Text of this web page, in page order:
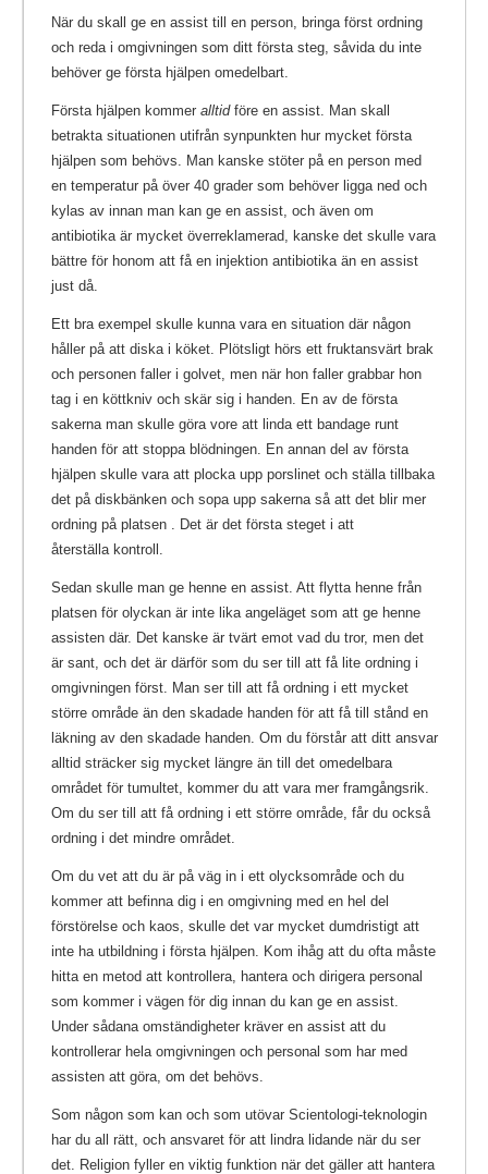
När du skall ge en assist till en person, bringa först ordning
och reda i omgivningen som ditt första steg, såvida du inte
behöver ge första hjälpen omedelbart.
Första hjälpen kommer alltidföre en assist. Man skall
betrakta situationen utifrån synpunkten hur mycket första
hjälpen som behövs. Man kanske stöter på en person med
en temperatur på över 40 grader som behöver ligga ned och
kylas av innan man kan ge en assist, och även om
antibiotika är mycket överreklamerad, kanske det skulle vara
bättre för honom att få en injektion antibiotika än en assist
just då.
Ett bra exempel skulle kunna vara en situation där någon
håller på att diska i köket. Plötsligt hörs ett fruktansvärt brak
och personen faller i golvet, men när hon faller grabbar hon
tag i en köttkniv och skär sig i handen. En av de första
sakerna man skulle göra vore att linda ett bandage runt
handen för att stoppa blödningen. En annan del av första
hjälpen skulle vara att plocka upp porslinet och ställa tillbaka
det på diskbänken och sopa upp sakerna så att det blir mer
ordning på platsen . Det är det första steget i att
återställa kontroll.
Sedan skulle man ge henne en assist. Att flytta henne från
platsen för olyckan är inte lika angeläget som att ge henne
assisten där. Det kanske är tvärt emot vad du tror, men det
är sant, och det är därför som du ser till att få lite ordning i
omgivningen först. Man ser till att få ordning i ett mycket
större område än den skadade handen för att få till stånd en
läkning av den skadade handen. Om du förstår att ditt ansvar
alltid sträcker sig mycket längre än till det omedelbara
området för tumultet, kommer du att vara mer framgångsrik.
Om du ser till att få ordning i ett större område, får du också
ordning i det mindre området.
Om du vet att du är på väg in i ett olycksområde och du
kommer att befinna dig i en omgivning med en hel del
förstörelse och kaos, skulle det var mycket dumdristigt att
inte ha utbildning i första hjälpen. Kom ihåg att du ofta måste
hitta en metod att kontrollera, hantera och dirigera personal
som kommer i vägen för dig innan du kan ge en assist.
Under sådana omständigheter kräver en assist att du
kontrollerar hela omgivningen och personal som har med
assisten att göra, om det behövs.
Som någon som kan och som utövar Scientologi-teknologin
har du all rätt, och ansvaret för att lindra lidande när du ser
det. Religion fyller en viktig funktion när det gäller att hantera